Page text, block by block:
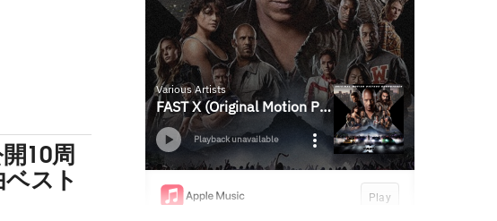
10周
スト